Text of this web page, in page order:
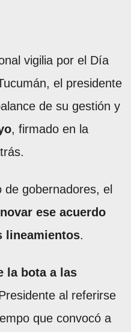
vigilia por el Día
el presidente
de su gestión y
, firmado en la
gobernadores, el
ese acuerdo
lineamientos.
la bota a las
al referirse
que convocó a